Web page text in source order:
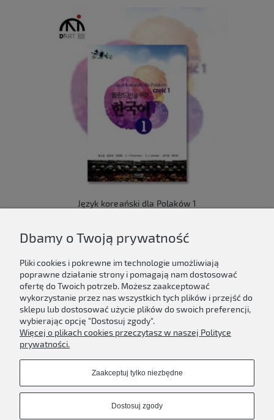
Język koreański dla Polaków 1
Do koszyka
Newsletter
Podaj swój adres e-mail, jeżeli chcesz otrzymywać
informacje o nowościach i promocjach.
Dbamy o Twoją prywatność
Pliki cookies i pokrewne im technologie umożliwiają
poprawne działanie strony i pomagają nam dostosować
ofertę do Twoich potrzeb. Możesz zaakceptować
wykorzystanie przez nas wszystkich tych plików i przejść do
sklepu lub dostosować użycie plików do swoich preferencji,
wybierając opcję "Dostosuj zgody".
Więcej o plikach cookies przeczytasz w naszej Polityce
prywatności.
Zaakceptuj tylko niezbędne
Dostosuj zgody